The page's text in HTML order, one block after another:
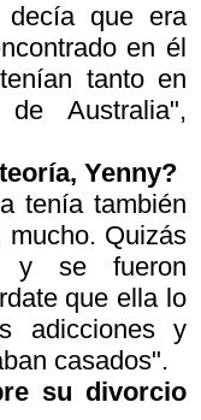
decía que era
en él
tanto en
Australia",
Yenny?
tenía también
Quizás
y se fueron
que ella lo
adicciones y
casados".
su divorcio